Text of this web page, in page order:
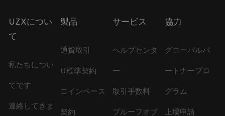
UZXについ
て
私たちについ
てです
連絡してきま
製品
通貨取引
U標準契約
コインベース
契約
サービス
ヘルプセンタ
ー
取引手数料
プルーフオブ
協力
グローバルパ
ートナープロ
グラム
上場申請